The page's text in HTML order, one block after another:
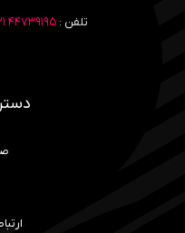
تلفن :۴۴۷۳۹۱۹۵ ۰۲۱